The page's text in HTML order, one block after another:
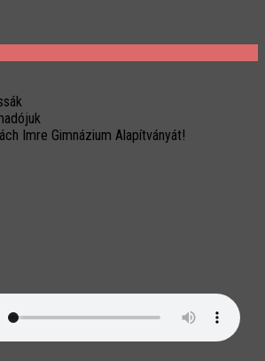
Imre Gimnázium Alapítványát!